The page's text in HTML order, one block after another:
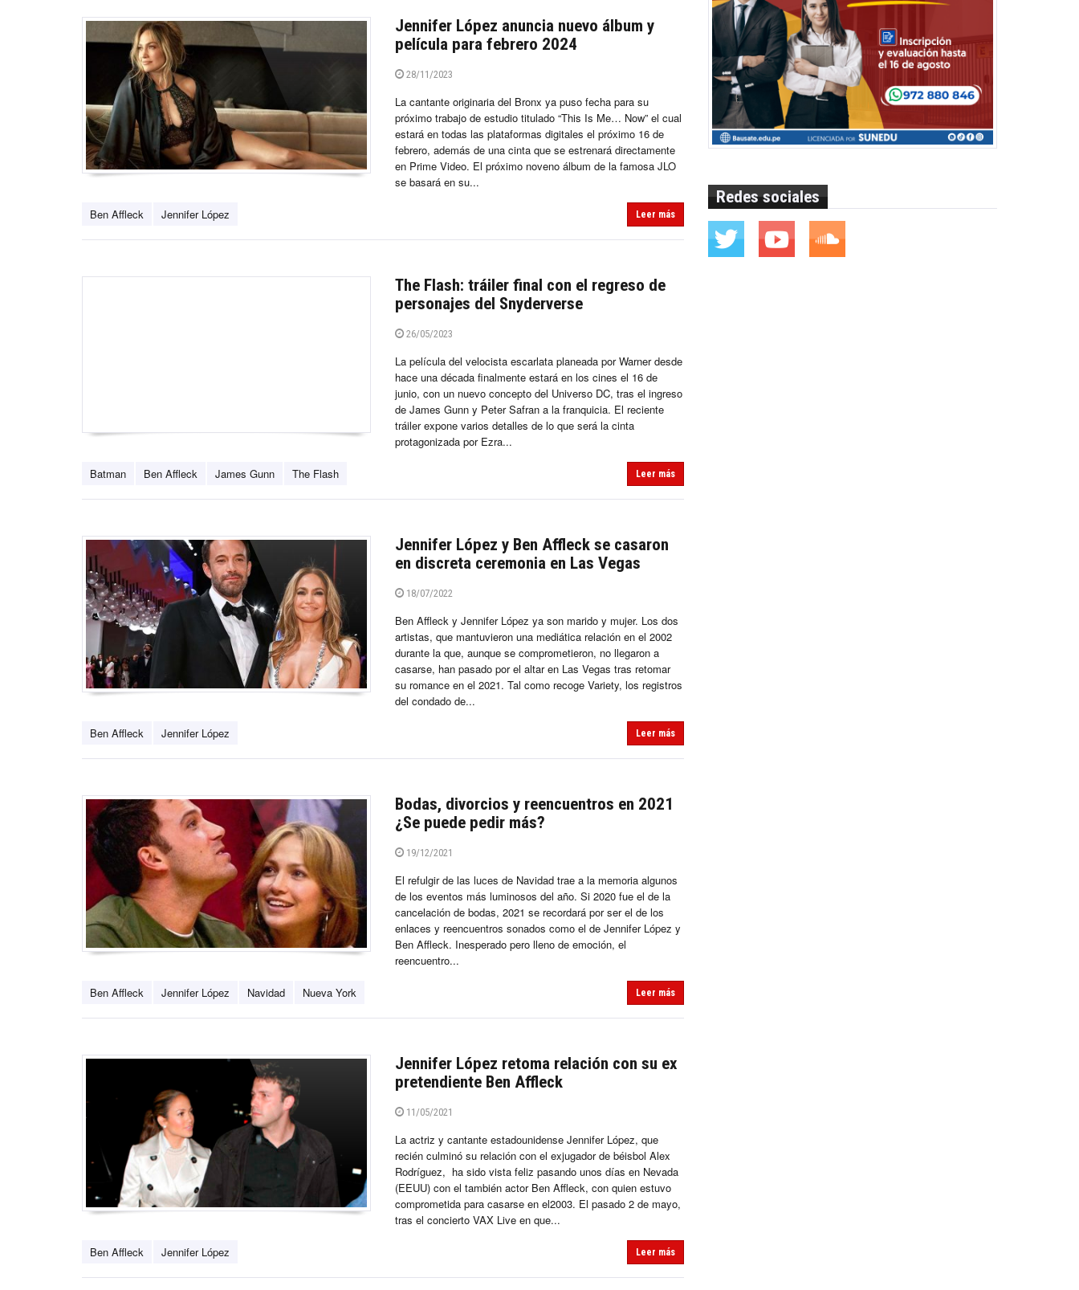
Jennifer López anuncia nuevo álbum y
película para febrero 2024
28/11/2023
La cantante originaria del Bronx ya puso fecha para su
próximo trabajo de estudio titulado “This Is Me… Now” el cual
estará en todas las plataformas digitales el próximo 16 de
febrero, además de una cinta que se estrenará directamente
en Prime Video. El próximo noveno álbum de la famosa JLO
se basará en su...
Ben Affleck Jennifer López Leer más
The Flash: tráiler final con el regreso de
personajes del Snyderverse
26/05/2023
La película del velocista escarlata planeada por Warner desde
hace una década finalmente estará en los cines el 16 de
junio, con un nuevo concepto del Universo DC, tras el ingreso
de James Gunn y Peter Safran a la franquicia. El reciente
tráiler expone varios detalles de lo que será la cinta
protagonizada por Ezra...
Batman Ben Affleck James Gunn The Flash Leer más
Jennifer López y Ben Affleck se casaron
en discreta ceremonia en Las Vegas
18/07/2022
Ben Affleck y Jennifer López ya son marido y mujer. Los dos
artistas, que mantuvieron una mediática relación en el 2002
durante la que, aunque se comprometieron, no llegaron a
casarse, han pasado por el altar en Las Vegas tras retomar
su romance en el 2021. Tal como recoge Variety, los registros
del condado de...
Ben Affleck Jennifer López Leer más
Bodas, divorcios y reencuentros en 2021
¿Se puede pedir más?
19/12/2021
El refulgir de las luces de Navidad trae a la memoria algunos
de los eventos más luminosos del año. Si 2020 fue el de la
cancelación de bodas, 2021 se recordará por ser el de los
enlaces y reencuentros sonados como el de Jennifer López y
Ben Affleck. Inesperado pero lleno de emoción, el
reencuentro...
Ben Affleck Jennifer López Navidad Nueva York Leer más
Jennifer López retoma relación con su ex
pretendiente Ben Affleck
11/05/2021
La actriz y cantante estadounidense Jennifer López, que
recién culminó su relación con el exjugador de béisbol Alex
Rodríguez, ha sido vista feliz pasando unos días en Nevada
(EEUU) con el también actor Ben Affleck, con quien estuvo
comprometida para casarse en el2003. El pasado 2 de mayo,
tras el concierto VAX Live en que...
Ben Affleck Jennifer López Leer más
Redes sociales